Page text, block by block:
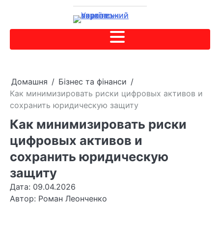
Домашня
Бізнес та фінанси
Как минимизировать риски цифровых активов и
сохранить юридическую защиту
Как минимизировать риски
цифровых активов и
сохранить юридическую
защиту
Дата: 09.04.2026
Автор: Роман Леонченко